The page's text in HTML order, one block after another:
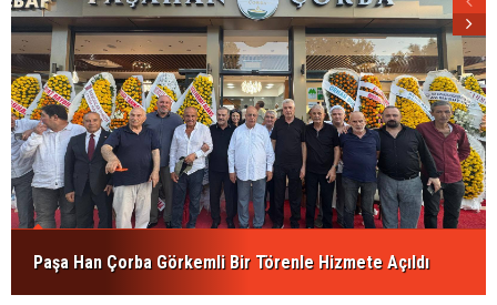
Paşa Han Çorba Görkemli Bir Törenle Hizmete Açıldı